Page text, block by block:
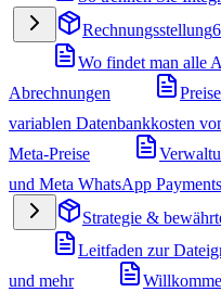
Rechnungsstellung6
Wo findet man alle
Abrechnungen
variablen Datenbankkosten
Meta-Preise
und Meta WhatsApp Payments
Strategie &
Leitfaden zur
und mehr